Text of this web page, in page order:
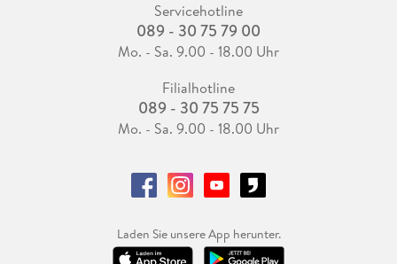
Servicehotline
089 - 30 75 79 00
Mo. - Sa. 9.00 - 18.00 Uhr
Filialhotline
089 - 30 75 75 75
Mo. - Sa. 9.00 - 18.00 Uhr
Laden Sie unsere App herunter.